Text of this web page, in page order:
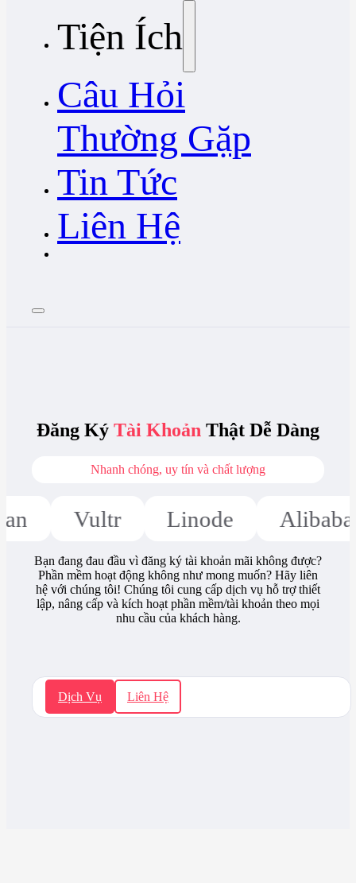
Tiện Ích
Câu Hỏi
Thường Gặp
Tin Tức
Liên Hệ
Đăng Ký Tài Khoản Thật Dễ Dàng
Nhanh chóng, uy tín và chất lượng
Linode Alibaba Cloud
Bạn đang đau đầu vì đăng ký tài khoản mãi không được?
Phần mềm hoạt động không như mong muốn? Hãy liên
hệ với chúng tôi! Chúng tôi cung cấp dịch vụ hỗ trợ thiết
lập, nâng cấp và kích hoạt phần mềm/tài khoản theo mọi
nhu cầu của khách hàng.
Dịch Vụ Liên Hệ